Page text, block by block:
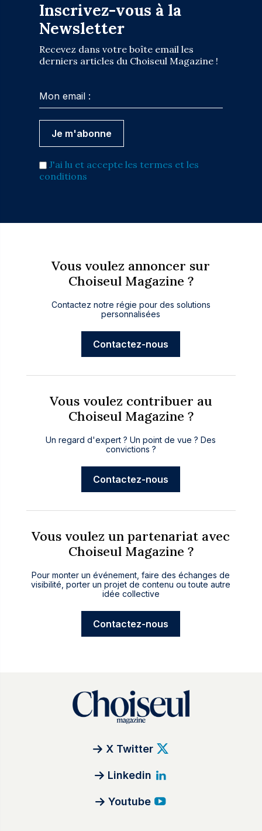
Inscrivez-vous à la
Newsletter
Recevez dans votre boîte email les
derniers articles du Choiseul Magazine !
J'ai lu et accepte les termes et les
conditions
Vous voulez annoncer sur
Choiseul Magazine ?
Contactez notre régie pour des solutions
personnalisées
Contactez-nous
Vous voulez contribuer au
Choiseul Magazine ?
Un regard d'expert ? Un point de vue ? Des
convictions ?
Contactez-nous
Vous voulez un partenariat avec
Choiseul Magazine ?
Pour monter un événement, faire des échanges de
visibilité, porter un projet de contenu ou toute autre
idée collective
Contactez-nous
X Twitter
Linkedin
Youtube